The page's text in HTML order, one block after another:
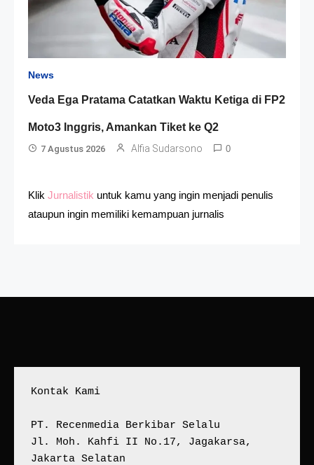
News
Veda Ega Pratama Catatkan Waktu Ketiga di FP2
Moto3 Inggris, Amankan Tiket ke Q2
7 Agustus 2026 Alfia Sudarsono 0
Klik Jurnalistik untuk kamu yang ingin menjadi penulis
ataupun ingin memiliki kemampuan jurnalis
Kontak Kami
PT. Recenmedia Berkibar Selalu
Jl. Moh. Kahfi II No.17, Jagakarsa,
Jakarta Selatan